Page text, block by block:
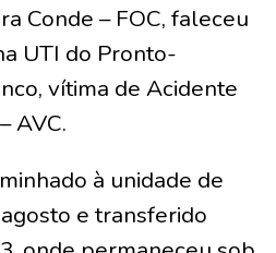
Conde – FOC, faleceu
UTI do Pronto-
vítima de Acidente
AVC.
à unidade de
e transferido